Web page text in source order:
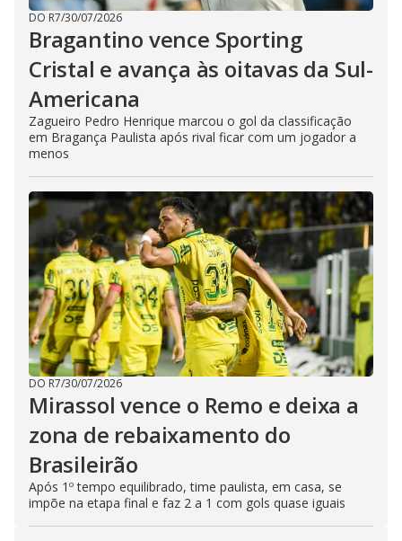
DO R7/30/07/2026
Bragantino vence Sporting
Cristal e avança às oitavas da Sul-
Americana
Zagueiro Pedro Henrique marcou o gol da classificação
em Bragança Paulista após rival ficar com um jogador a
menos
DO R7/30/07/2026
Mirassol vence o Remo e deixa a
zona de rebaixamento do
Brasileirão
Após 1º tempo equilibrado, time paulista, em casa, se
impõe na etapa final e faz 2 a 1 com gols quase iguais